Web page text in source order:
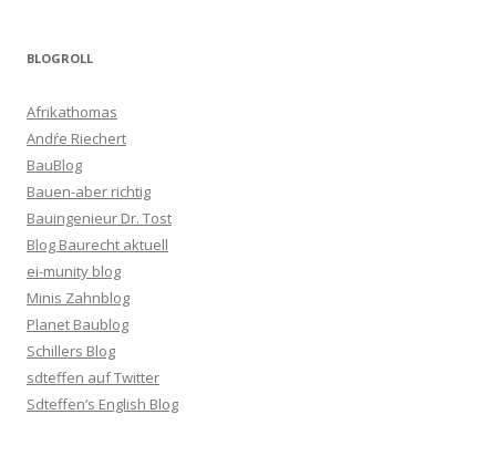
BLOGROLL
Afrikathomas
Andŕe Riechert
BauBlog
Bauen-aber richtig
Bauingenieur Dr. Tost
Blog Baurecht aktuell
ei-munity blog
Minis Zahnblog
Planet Baublog
Schillers Blog
sdteffen auf Twitter
Sdteffen’s English Blog